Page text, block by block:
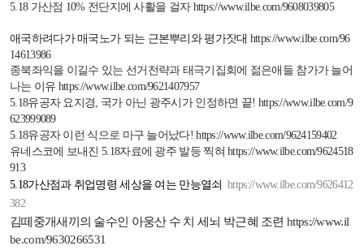
5.18 가산점 10% 전단지에 사활을 걸자 https://www.ilbe.com/9608039805
애국하려다가 매국노가 되는 근본뿌리와 평가잣대 https://www.ilbe.com/96
14613986
종북좌익을 이길수 있는 선거전략과 태극기집회에 젊은애들 참가가 늘어
나는 이유 https://www.ilbe.com/9621407957
5.18유공자 요지경, 국가 아닌 광주시가 인정하면 끝! https://www.ilbe.com/9
623999089
5.18유공자 이런 식으로 마구 늘어났다! https://www.ilbe.com/9624159402
유네스코에 보내진 5.18자료에 광주 발등 찍혀 https://www.ilbe.com/9624518
913
5.18가산점과 취업명령 세상을 여는 만능열쇠
https://www.ilbe.com/9626412
382
김떼중개새끼의 술수인 아웅산 수 치 세뇌 박근혜 조련 https://www.il
be.com/9630266531